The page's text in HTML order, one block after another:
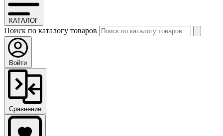
КАТАЛОГ
Поиск по каталогу товаров
Войти
Сравнение